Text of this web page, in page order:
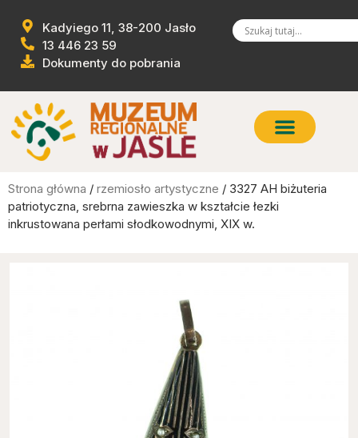
Kadyiego 11, 38-200 Jasło
13 446 23 59
Dokumenty do pobrania
Strona główna / rzemiosło artystyczne / 3327 AH biżuteria
patriotyczna, srebrna zawieszka w kształcie łezki
inkrustowana perłami słodkowodnymi, XIX w.